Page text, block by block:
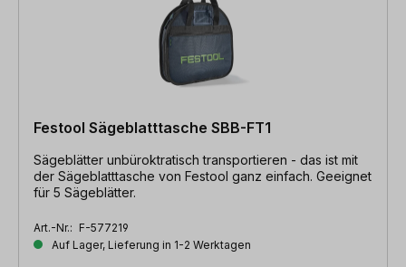
Festool Sägeblatttasche SBB-FT1
Sägeblätter unbüroktratisch transportieren - das ist mit
der Sägeblatttasche von Festool ganz einfach. Geeignet
für 5 Sägeblätter.
Art.-Nr.: F-577219
Auf Lager, Lieferung in 1-2 Werktagen